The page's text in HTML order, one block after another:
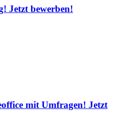
Jetzt bewerben!
mit Umfragen! Jetzt